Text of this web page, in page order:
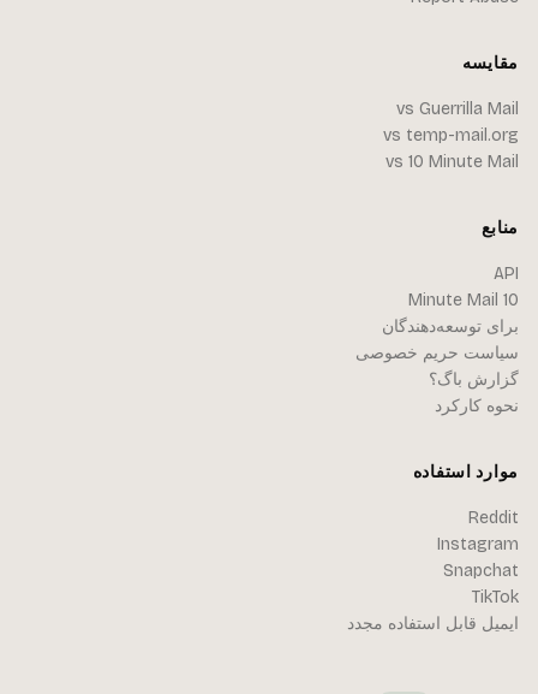
مقایسه
vs Guerrilla Mail
vs temp-mail.org
vs 10 Minute Mail
منابع
API
10 Minute Mail
برای توسعه‌دهندگان
سیاست حریم خصوصی
گزارش باگ؟
نحوه کارکرد
موارد استفاده
Reddit
Instagram
Snapchat
TikTok
ایمیل قابل استفاده مجدد